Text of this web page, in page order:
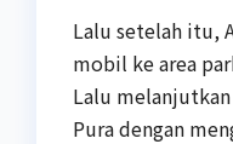
Lalu setelah itu,
mobil ke area
Lalu
Pura dengan